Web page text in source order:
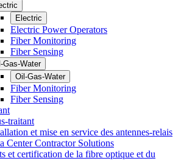
Electric
Electric Power Operators
Fiber Monitoring
Fiber Sensing
Gas-Water
Oil-Gas-Water
Fiber Monitoring
Fiber Sensing
traitant
et mise en service des antennes-relais
Center Contractor Solutions
et certification de la fibre optique et du